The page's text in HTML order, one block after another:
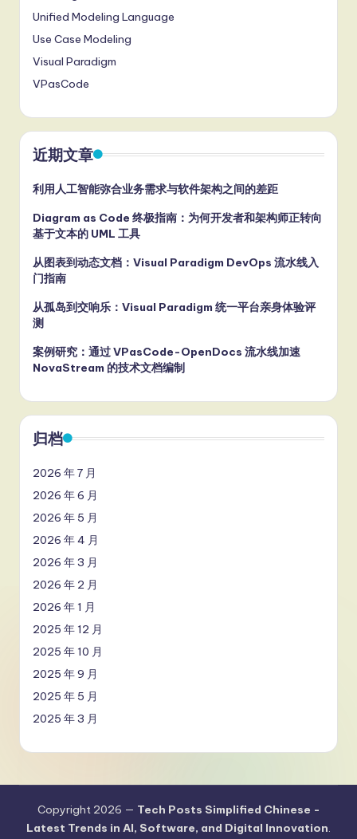
Unified Modeling Language
Use Case Modeling
Visual Paradigm
VPasCode
近期文章
利用人工智能弥合业务需求与软件架构之间的差距
Diagram as Code 终极指南：为何开发者和架构师正转向
基于文本的 UML 工具
从图表到动态文档：Visual Paradigm DevOps 流水线入
门指南
从孤岛到交响乐：Visual Paradigm 统一平台亲身体验评
测
案例研究：通过 VPasCode-OpenDocs 流水线加速
NovaStream 的技术文档编制
归档
2026 年 7 月
2026 年 6 月
2026 年 5 月
2026 年 4 月
2026 年 3 月
2026 年 2 月
2026 年 1 月
2025 年 12 月
2025 年 10 月
2025 年 9 月
2025 年 5 月
2025 年 3 月
Copyright 2026 — Tech Posts Simplified Chinese -
Latest Trends in AI, Software, and Digital Innovation.